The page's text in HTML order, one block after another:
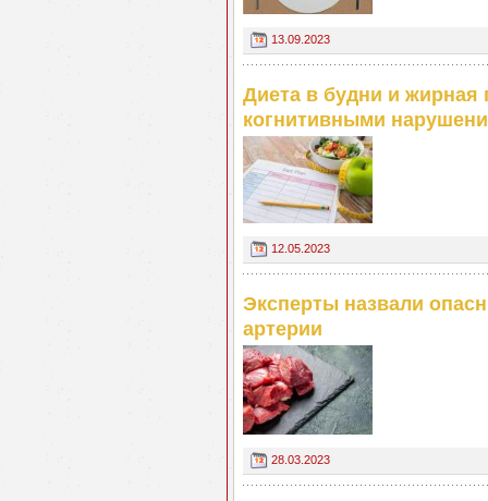
13.09.2023
Диета в будни и
когнитивными
12.05.2023
Эксперты назвали
артерии
28.03.2023